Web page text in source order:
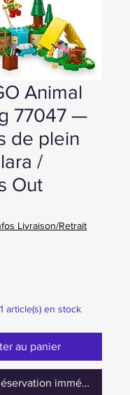
Animal
77047 —
de plein
/
Out
Livraison/Retrait
article(s) en stock
au panier
immédiate